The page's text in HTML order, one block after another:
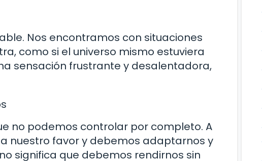
Nos encontramos con situaciones
como si el universo mismo estuviera
sensación frustrante y desalentadora,
no podemos controlar por completo. A
nuestro favor y debemos adaptarnos y
significa que debemos rendirnos sin